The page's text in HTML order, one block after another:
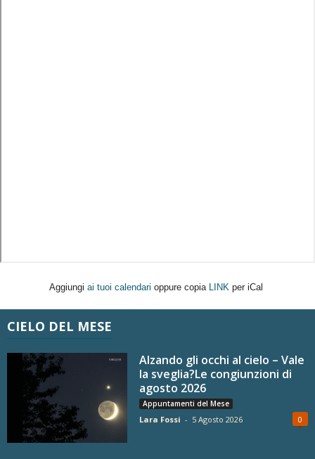
Aggiungi ai tuoi calendari oppure copia LINK per iCal
CIELO DEL MESE
Alzando gli occhi al cielo – Vale
la sveglia?Le congiunzioni di
agosto 2026
Appuntamenti del Mese
Lara Fossi - 5 Agosto 2026 0